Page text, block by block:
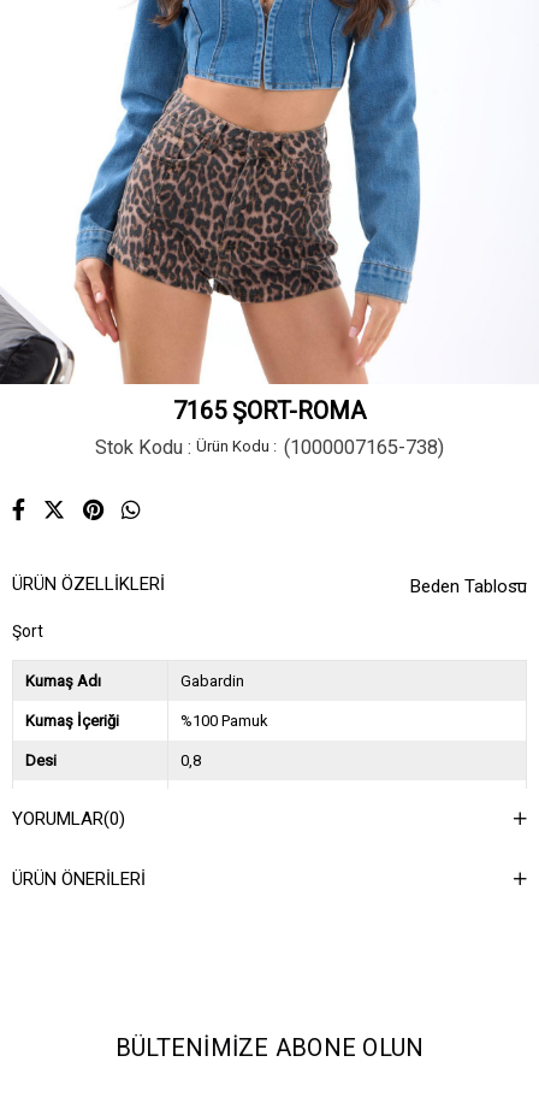
7165 ŞORT-ROMA
Stok Kodu (1000007165-738)
Beden Tablosu
ÜRÜN ÖZELLIKLERI
Şort
Kumaş Adı Gabardin
Kumaş İçeriği %100 Pamuk
Desi 0,8
Asorti Bilgisi
YORUMLAR(0)
ÜRÜN ÖNERILERI
BÜLTENIMIZE ABONE OLUN